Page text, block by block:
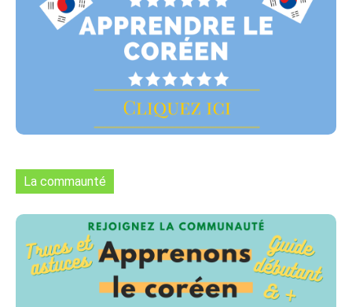
La commaunté